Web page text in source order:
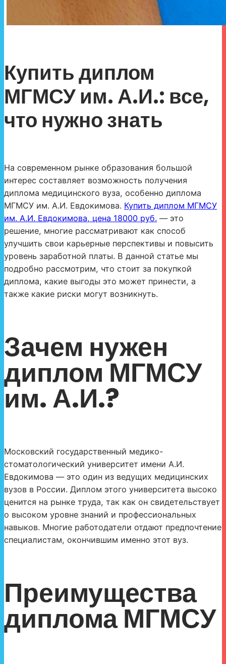
Купить диплом
МГМСУ им. А.И.: все,
что нужно знать
На современном рынке образования большой
интерес составляет возможность получения
диплома медицинского вуза, особенно диплома
МГМСУ им. А.И. Евдокимова. Купить диплом МГМСУ
им. А.И. Евдокимова, цена 18000 руб. — это
решение, многие рассматривают как способ
улучшить свои карьерные перспективы и повысить
уровень заработной платы. В данной статье мы
подробно рассмотрим, что стоит за покупкой
диплома, какие выгоды это может принести, а
также какие риски могут возникнуть.
Зачем нужен
диплом МГМСУ
им. А.И.?
Московский государственный медико-
стоматологический университет имени А.И.
Евдокимова — это один из ведущих медицинских
вузов в России. Диплом этого университета высоко
ценится на рынке труда, так как он свидетельствует
о высоком уровне знаний и профессиональных
навыков. Многие работодатели отдают предпочтение
специалистам, окончившим именно этот вуз.
Преимущества
диплома МГМСУ